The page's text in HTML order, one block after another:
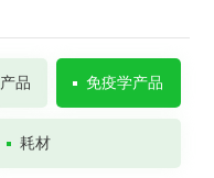
品 免疫学产品
耗材